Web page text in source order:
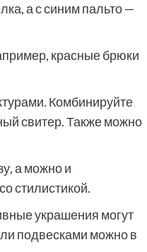
а с синим пальто —
красные брюки
Комбинируйте
свитер. Также можно
а можно и
стилистикой.
украшения могут
подвесками можно в